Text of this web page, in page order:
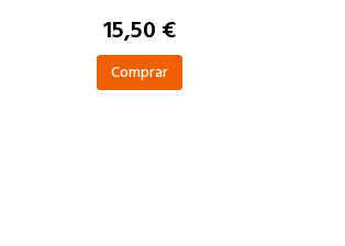
15,50 €
Comprar